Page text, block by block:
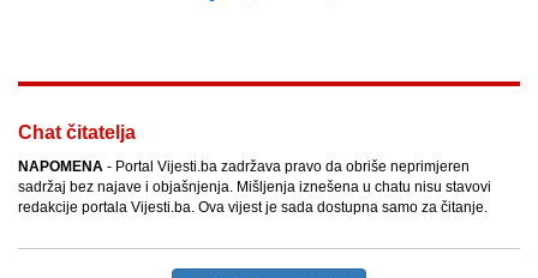
Chat čitatelja
NAPOMENA - Portal Vijesti.ba zadržava pravo da obriše neprimjeren
sadržaj bez najave i objašnjenja. Mišljenja iznešena u chatu nisu stavovi
redakcije portala Vijesti.ba. Ova vijest je sada dostupna samo za čitanje.